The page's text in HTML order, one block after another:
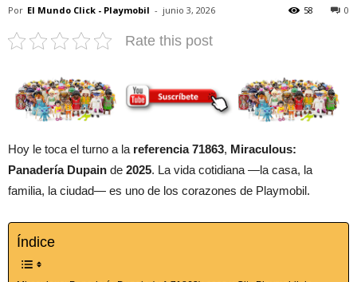
Por El Mundo Click - Playmobil - junio 3, 2026 0
58
Rate this post
Hoy le toca el turno a la referencia 71863, Miraculous:
Panadería Dupain de 2025. La vida cotidiana —la casa, la
familia, la ciudad— es uno de los corazones de Playmobil.
Índice